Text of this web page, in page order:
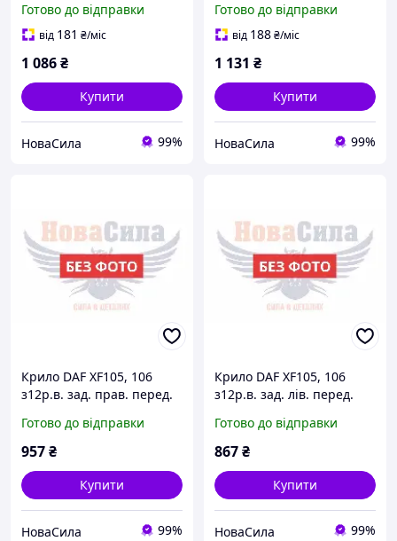
Standart ,TP
Готово до відправки
від 181 ₴/міс
1 086₴
Купити
НоваСила 99%
00,1875551S|1875551S|
Готово до відправки
від 188₴/міс
1 131 ₴
Купити
НоваСила 99%
Крило DAF XF105, 106
з12р.в. зад. прав. перед.
77-99,1875550|
Готово до відправки
957₴
Купити
НоваСила 99%
Крило DAF XF105, 106
з12р.в. зад. лів. перед.
79-99,1875549|
Готово до відправки
867₴
Купити
НоваСила 99%